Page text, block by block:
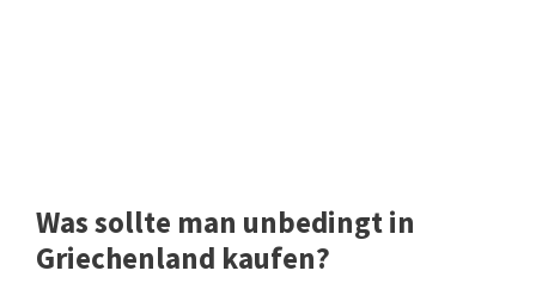
Was sollte man unbedingt in
Griechenland kaufen?